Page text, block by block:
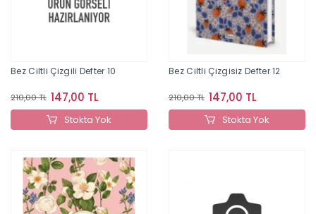
Bez Ciltli Çizgili Defter 10
210,00 TL 147,00 TL
Stokta Yok
Bez Ciltli Çizgisiz Defter 12
210,00 TL 147,00 TL
Stokta Yok